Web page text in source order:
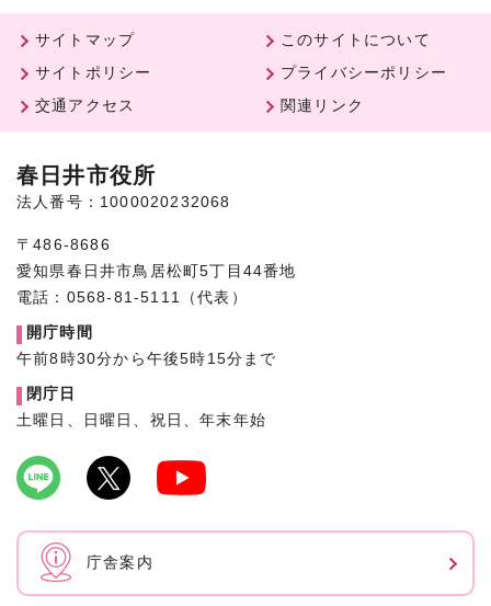
サイトマップ
このサイトについて
サイトポリシー
プライバシーポリシー
交通アクセス
関連リンク
春日井市役所
法人番号：1000020232068
〒486-8686
愛知県春日井市鳥居松町5丁目44番地
電話：0568-81-5111（代表）
開庁時間
午前8時30分から午後5時15分まで
閉庁日
土曜日、日曜日、祝日、年末年始
庁舎案内